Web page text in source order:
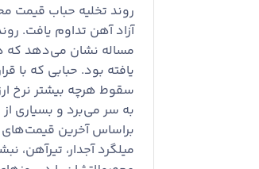
روند تخلیه حباب قیمت
آزاد آهن تداوم یافت.
مساله نشان می‌دهد که
یافته بود. حبابی که با
سقوط هرچه بیشتر نرخ
به سر می‌برد و بسیاری
میلگرد آجدار، تیرآهن،